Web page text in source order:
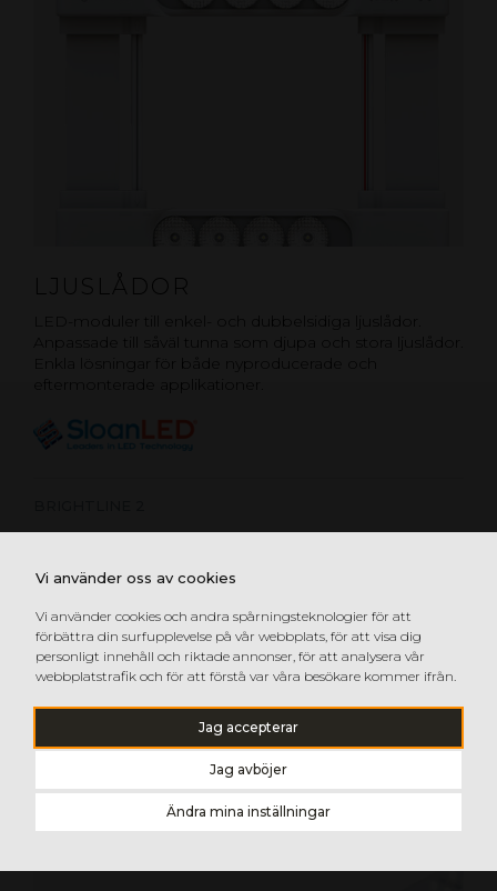
Vi använder oss av cookies
Vi använder cookies och andra spårningsteknologier för att
förbättra din surfupplevelse på vår webbplats, för att visa dig
personligt innehåll och riktade annonser, för att analysera vår
webbplatstrafik och för att förstå var våra besökare kommer ifrån.
Jag accepterar
Jag avböjer
Ändra mina inställningar
LJUSLÅDOR
LED-moduler till enkel- och dubbelsidiga ljuslådor.
Anpassade till såväl tunna som djupa och stora ljuslådor.
Enkla lösningar för både nyproducerade och
eftermonterade applikationer.
POSTERBOX SLIM GEN 2
POSTERBOX 3
SIGNBOX 3